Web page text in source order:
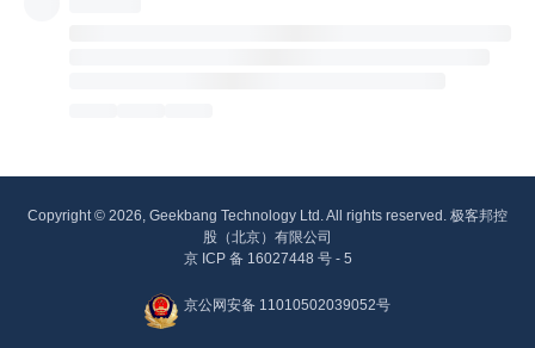
Copyright © 2026, Geekbang Technology Ltd. All rights reserved. 极客邦控
股（北京）有限公司
京 ICP 备 16027448 号 - 5
京公网安备 11010502039052号